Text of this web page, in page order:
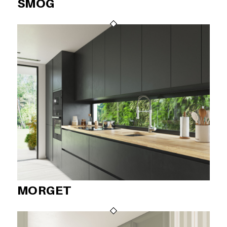
SMOG
MORGET